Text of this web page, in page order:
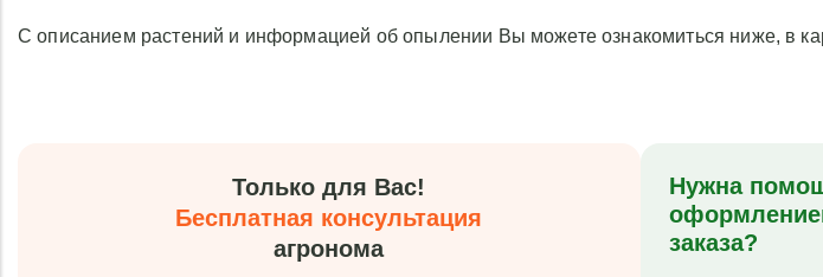
С описанием растений и информацией об опылении Вы можете ознакомиться ниже, в
Только для Вас!
Бесплатная консультация
агронома
Нужна
заказа?